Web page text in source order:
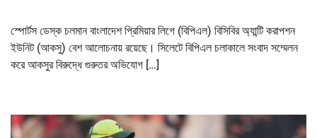
স্পোর্টস ডেস্ক চলমান বাংলাদেশ প্রিমিয়ার লিগে (বিপিএল) বিসিবির অ্যান্টি করাপশন
ইউনিট (আকসু) বেশ আলোচনায় রয়েছে। সিলেটে বিপিএল চলাকালে সংবাদ সম্মেলন
করে আকসুর বিরুদ্ধে গুরুতর অভিযোগ […]